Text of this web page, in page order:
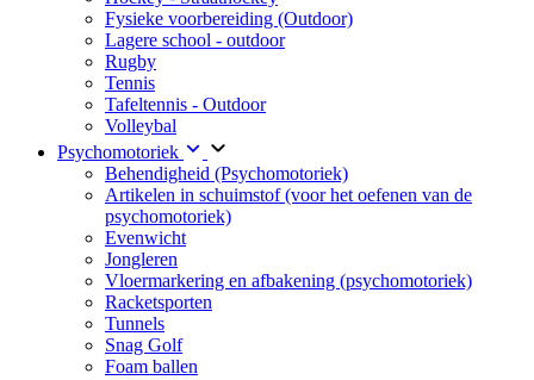
Fysieke voorbereiding (Outdoor)
Lagere school - outdoor
Rugby
Tennis
Tafeltennis - Outdoor
Volleybal
Psychomotoriek
Behendigheid (Psychomotoriek)
Artikelen in schuimstof (voor het oefenen van de
psychomotoriek)
Evenwicht
Jongleren
Vloermarkering en afbakening (psychomotoriek)
Racketsporten
Tunnels
Snag Golf
Foam ballen